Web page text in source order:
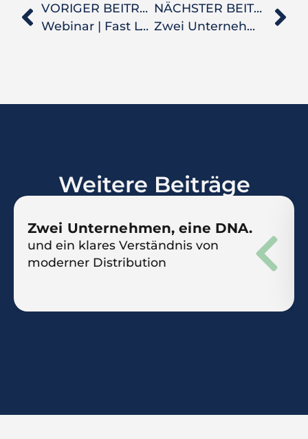
VORIGER BEITRAG
Webinar | Fast LTA
NÄCHSTER BEITRAG
Zwei Unternehmen, eine DNA.
Weitere Beiträge
Zwei Unternehmen, eine DNA.
und ein klares Verständnis von
moderner Distribution